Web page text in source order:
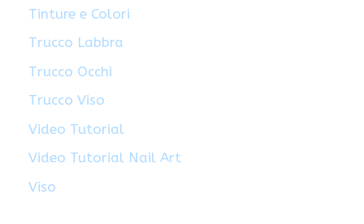
Tinture e Colori
Trucco Labbra
Trucco Occhi
Trucco Viso
Video Tutorial
Video Tutorial Nail Art
Viso